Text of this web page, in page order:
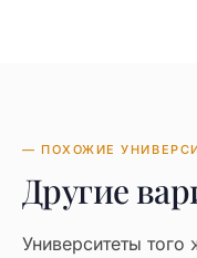
— ПОХОЖИЕ
Другие
Университеты